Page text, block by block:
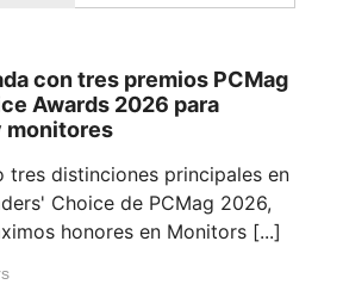
con tres premios PCMag
Awards 2026 para
monitores
tres distinciones principales en
Choice de PCMag 2026,
honores en Monitors [...]